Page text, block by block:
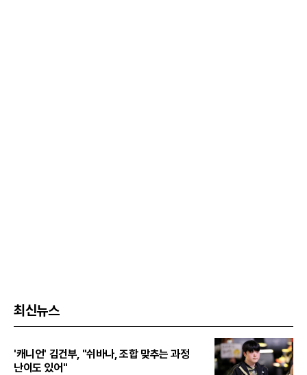
최신뉴스
'캐니언' 김건부, "쉬바나, 조합 맞추는 과정
난이도 있어"